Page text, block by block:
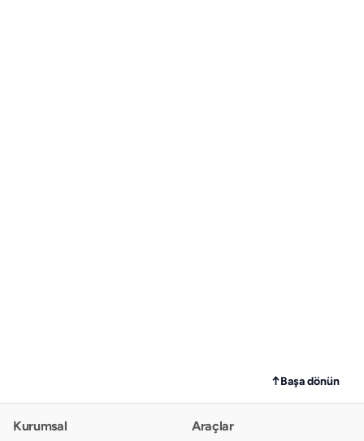
↑Başa dönün
Kurumsal Araçlar